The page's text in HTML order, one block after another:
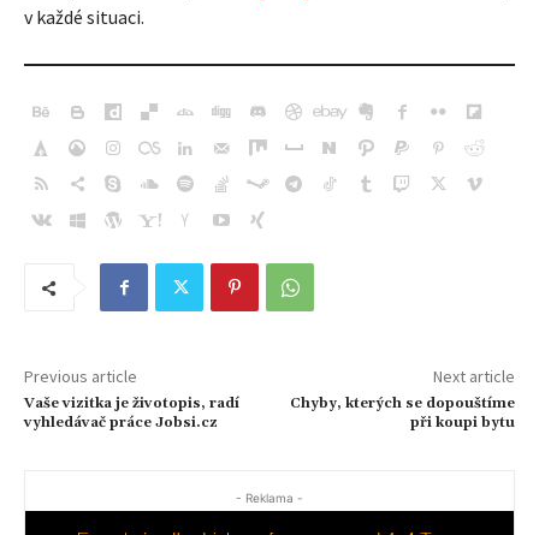
v každé situaci.
Previous article
Vaše vizitka je životopis, radí
vyhledávač práce Jobsi.cz
Next article
Chyby, kterých se dopouštíme
při koupi bytu
- Reklama -